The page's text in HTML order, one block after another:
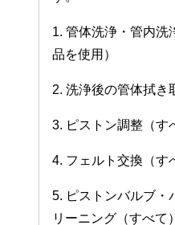
1. 管体洗浄・管内洗
品を使用）
2. 洗浄後の管体拭き
3. ピストン調整（す
4. フェルト交換（す
5. ピストンバルブ・
リーニング（すべて）